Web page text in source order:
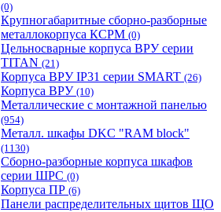
(0)
Крупногабаритные сборно-разборные
металлокорпуса КСРМ (0)
Цельносварные корпуса ВРУ серии
TITAN (21)
Корпуса ВРУ IP31 серии SMART (26)
Корпуса ВРУ (10)
Металлические с монтажной панелью
(954)
Металл. шкафы DKC "RAM block"
(1130)
Сборно-разборные корпуса шкафов
серии ШРС (0)
Корпуса ПР (6)
Панели распределительных щитов ЩО